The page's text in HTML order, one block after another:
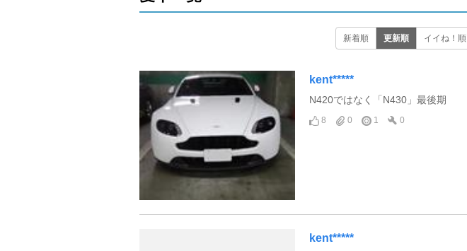
新着順 更新順 イイね！順
kent*****
N420ではなく「N430」最後期
8 0 1 0
kent*****